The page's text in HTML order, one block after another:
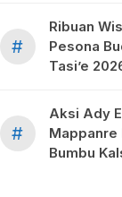
#
Ribuan
Pesona
Tasi’e
#
Aksi Ady
Mappanre
Bumbu